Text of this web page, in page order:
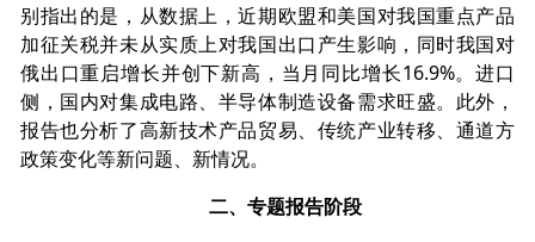
别指出的是，从数据上，近期欧盟和美国对我国重点产品
加征关税并未从实质上对我国出口产生影响，同时我国对
俄出口重启增长并创下新高，当月同比增长16.9%。进口
侧，国内对集成电路、半导体制造设备需求旺盛。此外，
报告也分析了高新技术产品贸易、传统产业转移、通道方
政策变化等新问题、新情况。
二、专题报告阶段